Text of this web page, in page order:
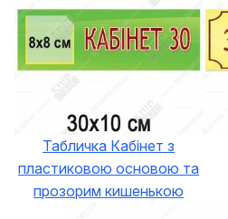
Табличка Кабінет з
пластиковою основою та
прозорим кишенькою